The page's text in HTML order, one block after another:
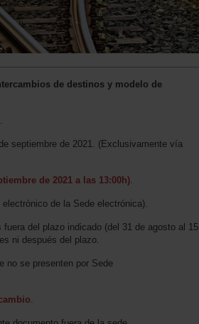
de destinos y modelo de
septiembre de 2021. (Exclusivamente vía
de 2021 a las 13:00h).
electrónico de la Sede electrónica).
fuera del plazo indicado (del 31 de agosto al 15
ni después del plazo.
no se presenten por Sede
.